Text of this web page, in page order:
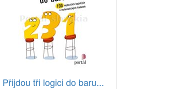
Přijdou tři logici do baru...